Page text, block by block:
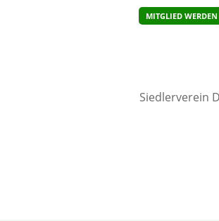
MITGLIED WERDEN
Siedlerverein